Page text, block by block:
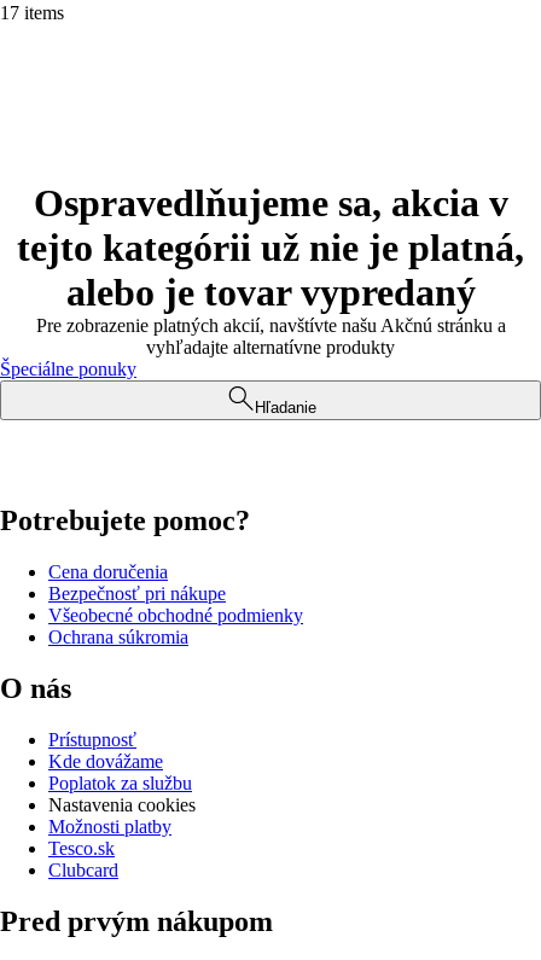
17 items
Ospravedlňujeme sa, akcia v
tejto kategórii už nie je platná,
alebo je tovar vypredaný
Pre zobrazenie platných akcií, navštívte našu Akčnú stránku a
vyhľadajte alternatívne produkty
Špeciálne ponuky
Hľadanie
Potrebujete pomoc?
Cena doručenia
Bezpečnosť pri nákupe
Všeobecné obchodné podmienky
Ochrana súkromia
O nás
Prístupnosť
Kde dovážame
Poplatok za službu
Nastavenia cookies
Možnosti platby
Tesco.sk
Clubcard
Pred prvým nákupom